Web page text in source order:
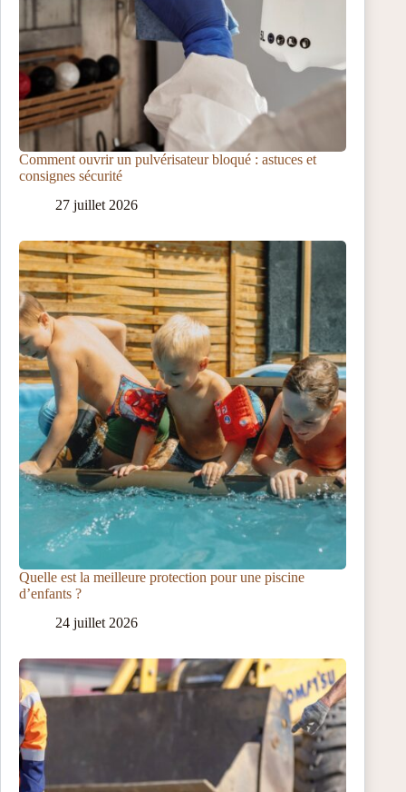
Comment ouvrir un pulvérisateur bloqué : astuces et
consignes sécurité
27 juillet 2026
Quelle est la meilleure protection pour une piscine
d’enfants ?
24 juillet 2026